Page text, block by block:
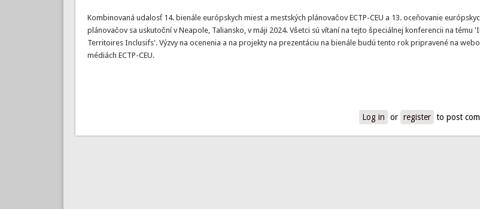
Kombinovaná udalosť 14. bienále európskych miest a mestských plánovačov ECTP-CEU a 13. oceňovanie
plánovačov sa uskutoční v Neapole, Taliansko, v máji 2024. Všetci sú vítaní na tejto špeciálnej konferencii na tému
Territoires Inclusifs'. Výzvy na ocenenia a na projekty na prezentáciu na bienále budú tento rok pripravené na
médiách ECTP-CEU.
Log in or register to post